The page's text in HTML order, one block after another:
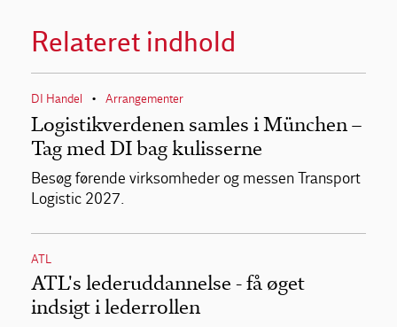
Relateret indhold
DI Handel • Arrangementer
Logistikverdenen samles i München –
Tag med DI bag kulisserne
Besøg førende virksomheder og messen Transport
Logistic 2027.
ATL
ATL's lederuddannelse - få øget
indsigt i lederrollen